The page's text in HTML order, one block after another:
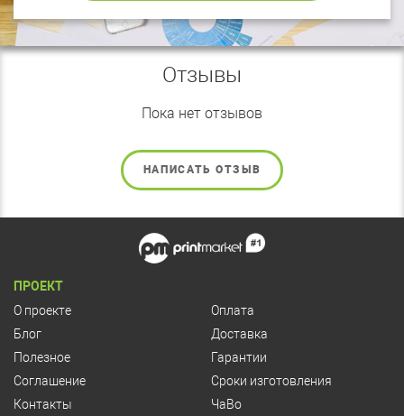
Отзывы
Пока нет отзывов
НАПИСАТЬ ОТЗЫВ
ПРОЕКТ
О проекте
Блог
Полезное
Соглашение
Контакты
Оплата
Доставка
Гарантии
Сроки изготовления
ЧаВо